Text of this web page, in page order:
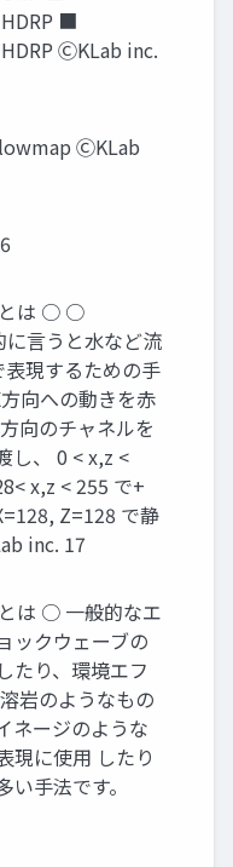
■
ⒸKLab inc.
ⒸKLab
は ○ ○
言うと水など流
現するための手
向への動きを赤
向のチャネルを
し、 0 < x,z <
x,z < 255 で+
Z=128 で静
inc. 17
は ○ 一般的なエ
ックウェーブの
たり、環境エフ
岩のようなもの
ネージのような
現に使用 したり
手法です。